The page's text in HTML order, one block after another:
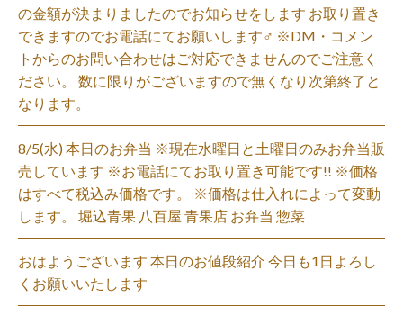
の金額が決まりましたのでお知らせをします お取り置き
できますのでお電話にてお願いします‍♂️ ※DM・コメン
トからのお問い合わせはご対応できませんのでご注意く
ださい。 数に限りがございますので無くなり次第終了と
なります。
8/5(水) 本日のお弁当 ※現在水曜日と土曜日のみお弁当販
売しています ※お電話にてお取り置き可能です!! ※価格
はすべて税込み価格です。 ※価格は仕入れによって変動
します。 堀込青果 八百屋 青果店 お弁当 惣菜
おはようございます 本日のお値段紹介 今日も1日よろし
くお願いいたします